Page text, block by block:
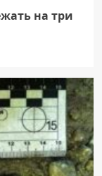
на три